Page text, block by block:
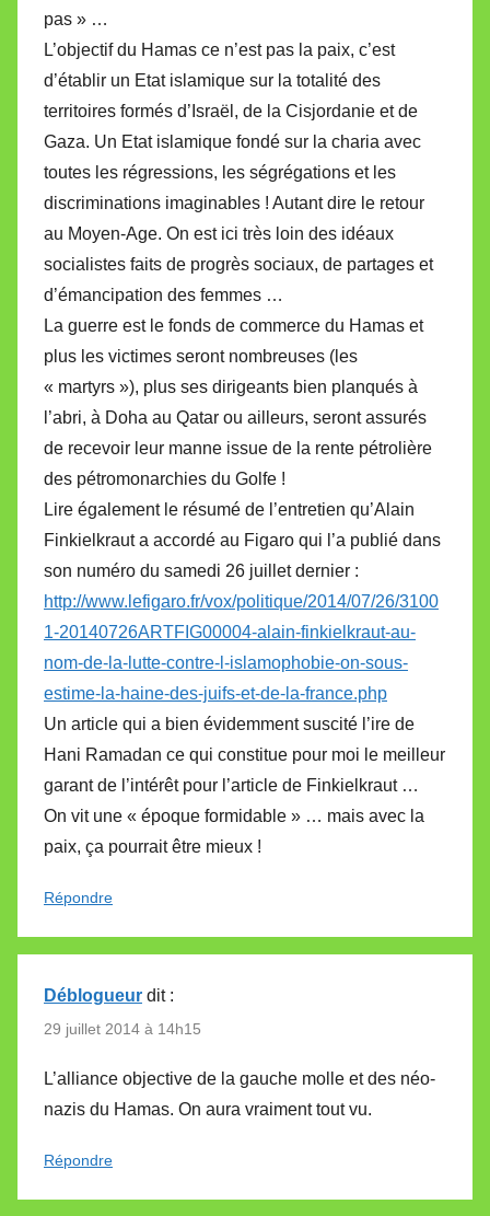
pas » …
L’objectif du Hamas ce n’est pas la paix, c’est
d’établir un Etat islamique sur la totalité des
territoires formés d’Israël, de la Cisjordanie et de
Gaza. Un Etat islamique fondé sur la charia avec
toutes les régressions, les ségrégations et les
discriminations imaginables ! Autant dire le retour
au Moyen-Age. On est ici très loin des idéaux
socialistes faits de progrès sociaux, de partages et
d’émancipation des femmes …
La guerre est le fonds de commerce du Hamas et
plus les victimes seront nombreuses (les
« martyrs »), plus ses dirigeants bien planqués à
l’abri, à Doha au Qatar ou ailleurs, seront assurés
de recevoir leur manne issue de la rente pétrolière
des pétromonarchies du Golfe !
Lire également le résumé de l’entretien qu’Alain
Finkielkraut a accordé au Figaro qui l’a publié dans
son numéro du samedi 26 juillet dernier :
http://www.lefigaro.fr/vox/politique/2014/07/26/3100
1-20140726ARTFIG00004-alain-finkielkraut-au-
nom-de-la-lutte-contre-l-islamophobie-on-sous-
estime-la-haine-des-juifs-et-de-la-france.php
Un article qui a bien évidemment suscité l’ire de
Hani Ramadan ce qui constitue pour moi le meilleur
garant de l’intérêt pour l’article de Finkielkraut …
On vit une « époque formidable » … mais avec la
paix, ça pourrait être mieux !
Répondre
Déblogueur dit :
29 juillet 2014 à 14h15
L’alliance objective de la gauche molle et des néo-
nazis du Hamas. On aura vraiment tout vu.
Répondre